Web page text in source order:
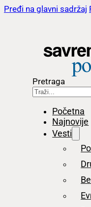
Pređi na glavni sadržaj
Pretraga
Početna
Najnovije
Vesti